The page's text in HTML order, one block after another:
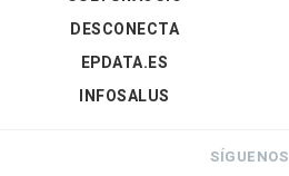
DESCONECTA
EPDATA.ES
INFOSALUS
SÍGUENOS